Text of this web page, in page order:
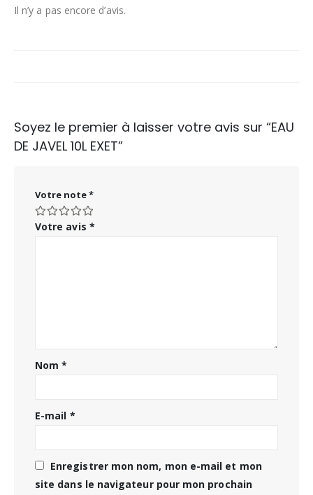
Il n’y a pas encore d’avis.
Soyez le premier à laisser votre avis sur “EAU
DE JAVEL 10L EXET”
Votre note*
Votre avis *
Nom*
E-mail *
Enregistrer mon nom, mon e-mail et mon
site dans le navigateur pour mon prochain